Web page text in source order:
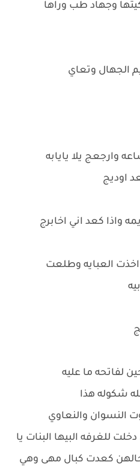
وجهاد طب وراها
الجهال وتعاي
وارجعج يلا يايابه
اوديج
واذا كعد اني اخابرج
العبايه وطلعت
لفاتحه ما عليه
شكوله هذا
والنعاوي
للغرفه البيها البنات يا
كعدت كبال مهى وهي